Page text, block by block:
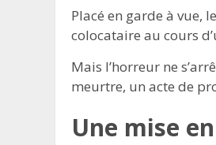
Placé en garde à vue,
colocataire au cours
Mais l’horreur ne
meurtre, un acte de
Une mise